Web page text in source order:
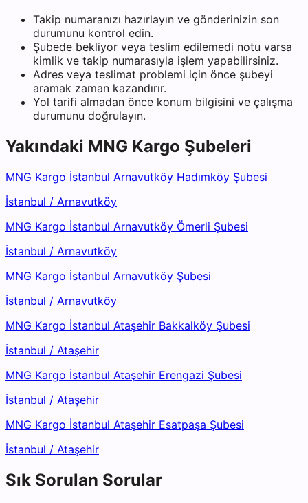
Takip numaranızı hazırlayın ve gönderinizin son
durumunu kontrol edin.
Şubede bekliyor veya teslim edilemedi notu varsa
kimlik ve takip numarasıyla işlem yapabilirsiniz.
Adres veya teslimat problemi için önce şubeyi
aramak zaman kazandırır.
Yol tarifi almadan önce konum bilgisini ve çalışma
durumunu doğrulayın.
Yakındaki MNG Kargo Şubeleri
MNG Kargo İstanbul Arnavutköy Hadımköy Şubesi
İstanbul / Arnavutköy
MNG Kargo İstanbul Arnavutköy Ömerli Şubesi
İstanbul / Arnavutköy
MNG Kargo İstanbul Arnavutköy Şubesi
İstanbul / Arnavutköy
MNG Kargo İstanbul Ataşehir Bakkalköy Şubesi
İstanbul / Ataşehir
MNG Kargo İstanbul Ataşehir Erengazi Şubesi
İstanbul / Ataşehir
MNG Kargo İstanbul Ataşehir Esatpaşa Şubesi
İstanbul / Ataşehir
Sık Sorulan Sorular